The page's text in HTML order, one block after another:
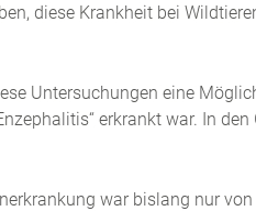
diese Krankheit bei
Untersuchungen eine
erkrankt war. In
war bislang nur